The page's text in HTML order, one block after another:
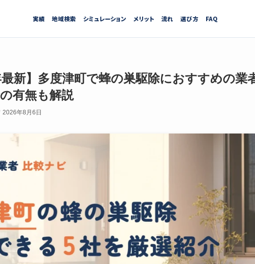
実績 地域検索 シミュレーション メリット 流れ 選び方 FAQ
最新】多度津町で蜂の巣駆除におすすめの業
有無も解説
2026年8月6日